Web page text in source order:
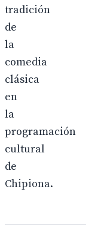
tradición
de
la
comedia
clásica
en
la
programación
cultural
de
Chipiona.